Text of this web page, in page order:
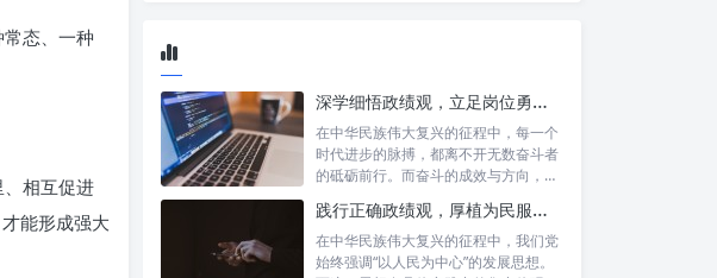
态、一种
相互促进
能形成强大
深学细悟政绩观，立足岗位勇争先：新时代奋斗者的思想指引与实践航标
在中华民族伟大复兴的征程中，每一个
时代进步的脉搏，都离不开无数奋斗者
的砥砺前行。而奋斗的成效与方向，又
践行正确政绩观，厚植为民服务根基：迈向高质量发展的根本遵循
在中华民族伟大复兴的征程中，我们党
始终强调“以人民为中心”的发展思想。